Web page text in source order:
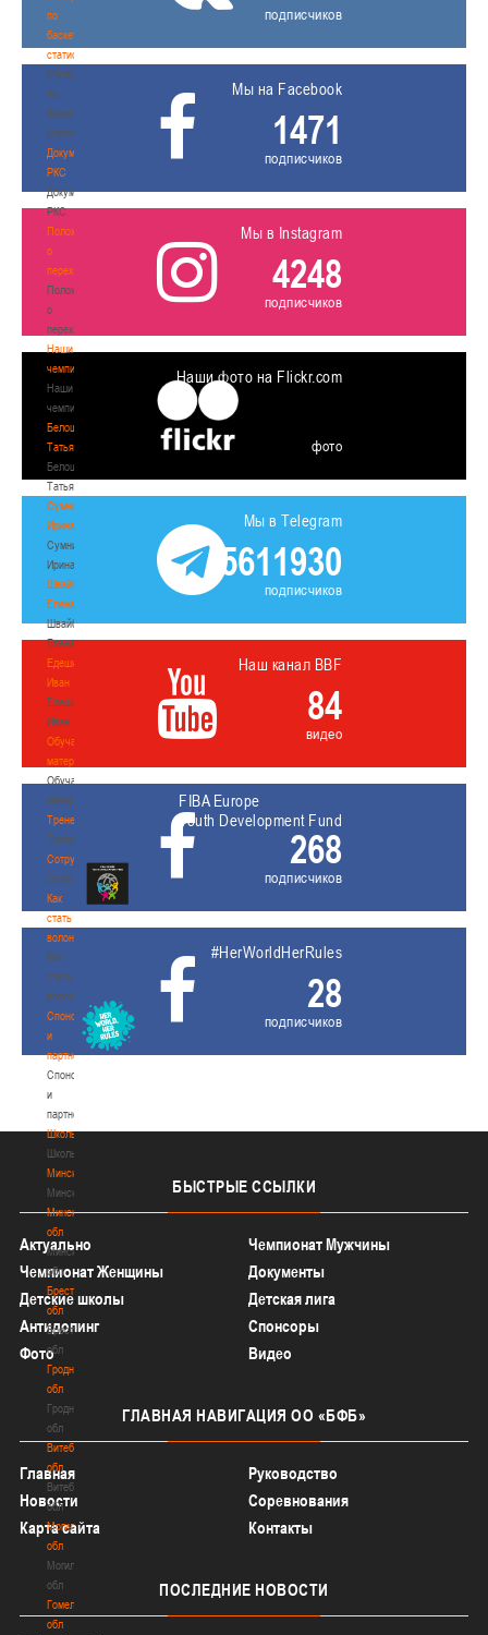
по
баскетбольной
статистике
Материалы
по
баскетбольной
статистике
Документы
РКС
Документы
РКС
Положение
о
переходах
Положение
о
переходах
Наши
чемпионы
Наши
чемпионы
Белошапко
Татьяна
Белошапко
Татьяна
Сумникова
Ирина
Сумникова
Ирина
Швайбович
Елена
Швайбович
Елена
Едешко
Иван
Едешко
Иван
Обучающие
материалы
Обучающие
материалы
Тренерам
Тренерам
Сотрудничество
Сотрудничество
Как
стать
волонтером
Как
стать
волонтером
Спонсоры
и
партнеры
Спонсоры
и
партнеры
Школы
Школы
Минск
Минск
Минская
обл
Минская
обл
Брестская
обл
Брестская
обл
Гродненская
обл
Гродненская
обл
Витебская
обл
Витебская
обл
Могилевская
обл
Могилевская
обл
Гомельская
обл
подписчиков
Мы на Facebook
1471
подписчиков
Мы в Instagram
4248
подписчиков
Наши фото на Flickr.com
фото
Мы в Telegram
5611930
подписчиков
Наш канал BBF
84
видео
FIBA Europe
Youth Development Fund
268
подписчиков
#HerWorldHerRules
28
подписчиков
БЫСТРЫЕ ССЫЛКИ
Актуально
Чемпионат Мужчины
Чемпионат Женщины
Документы
Детские школы
Детская лига
Антидопинг
Спонсоры
Фото
Видео
ГЛАВНАЯ НАВИГАЦИЯ ОО «БФБ»
Главная
Руководство
Новости
Соревнования
Карта сайта
Контакты
ПОСЛЕДНИЕ НОВОСТИ